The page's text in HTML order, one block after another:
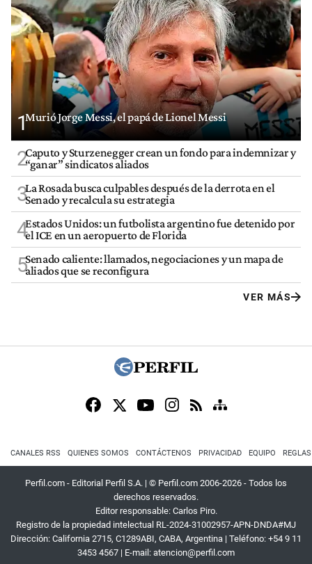
1Murió Jorge Messi, el papá de Lionel Messi
2Caputo y Sturzenegger crean un fondo para indemnizar y
“ganar” sindicatos aliados
3La Rosada busca culpables después de la derrota en el
Senado y recalcula su estrategia
4Estados Unidos: un futbolista argentino fue detenido por
el ICE en un aeropuerto de Florida
5Senado caliente: llamados, negociaciones y un mapa de
aliados que se reconfigura
VER MÁS
CANALES RSS QUIENES SOMOS CONTÁCTENOS PRIVACIDAD EQUIPO
Perfil.com - Editorial Perfil S.A. | © Perfil.com 2006-2026 - Todos los
derechos reservados.
Editor responsable: Carlos Piro.
Registro de la propiedad intelectual RL-2024-31002957-APN-DNDA#MJ
Dirección: California 2715, C1289ABI, CABA, Argentina | Teléfono: +54 9 11
3453 4567 | E-mail: atencion@perfil.com